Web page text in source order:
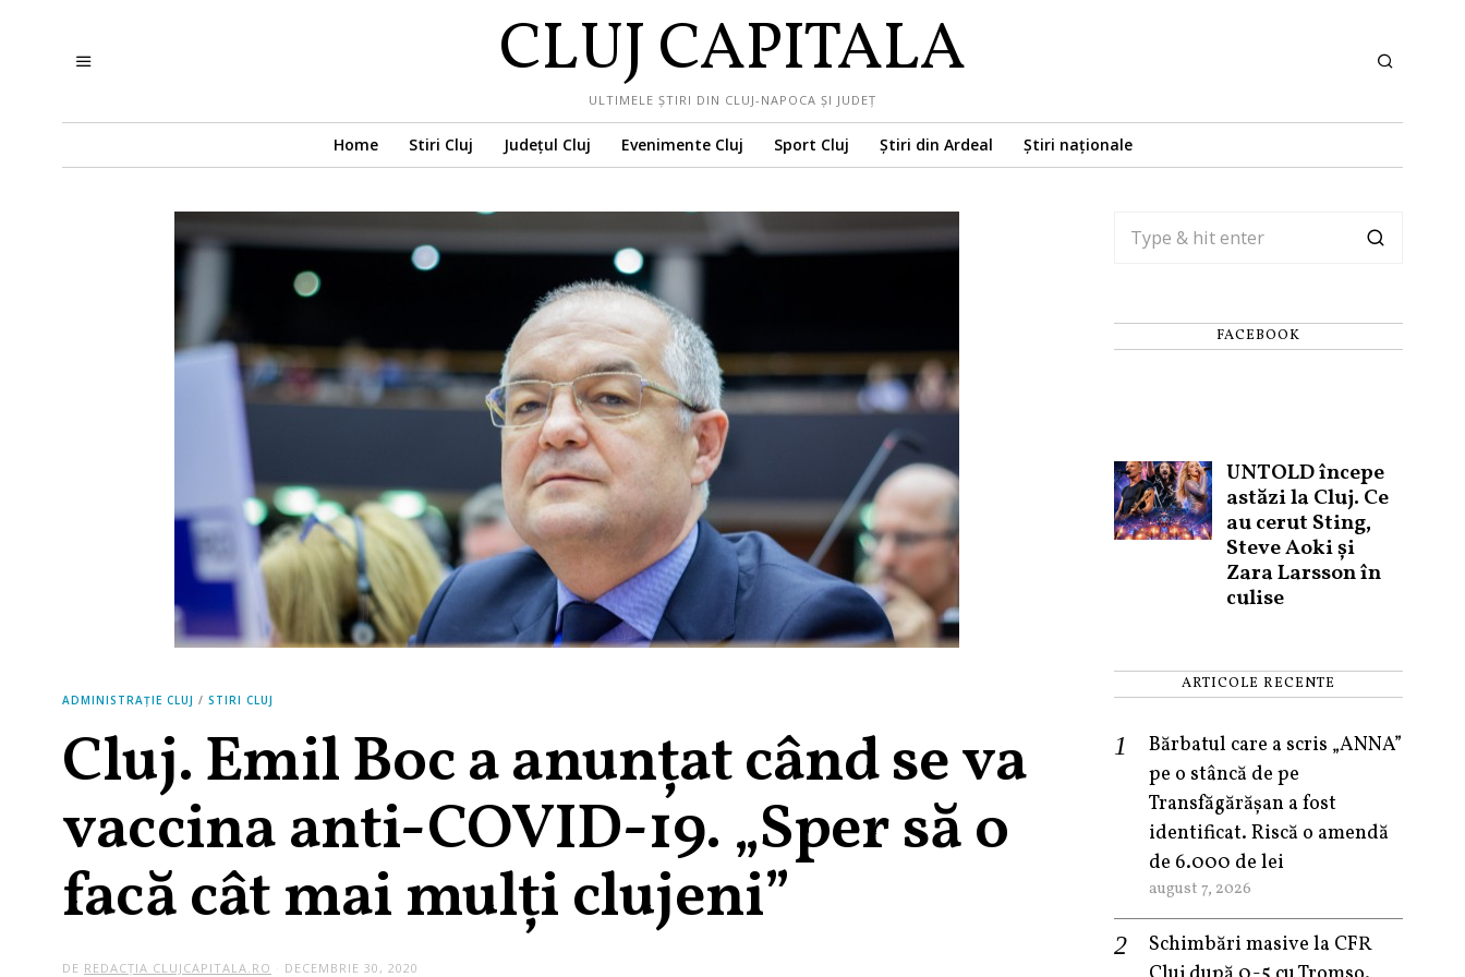
CLUJ CAPITALA
ULTIMELE ȘTIRI DIN CLUJ-NAPOCA ȘI JUDEȚ
Home Stiri Cluj Județul Cluj Evenimente Cluj Sport Cluj Știri din Ardeal Știri naționale
ADMINISTRAȚIE CLUJ / STIRI CLUJ
Cluj. Emil Boc a anunțat când se va
vaccina anti-COVID-19. „Sper să o
facă cât mai mulți clujeni”
DE REDACȚIA CLUJCAPITALA.RO DECEMBRIE 30, 2020
FACEBOOK
UNTOLD începe
astăzi la Cluj. Ce
au cerut Sting,
Steve Aoki și
Zara Larsson în
culise
ARTICOLE RECENTE
Bărbatul care a scris „ANNA”
pe o stâncă de pe
Transfăgărășan a fost
identificat. Riscă o amendă
de 6.000 de lei
august 7, 2026
Schimbări masive la CFR